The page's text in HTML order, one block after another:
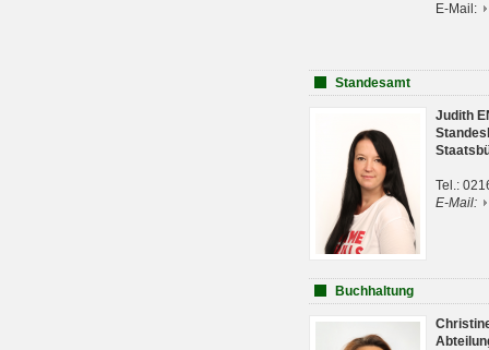
E-Mail:
Standesamt
Judith
Tel.:
E-Mail:
Buchhaltung